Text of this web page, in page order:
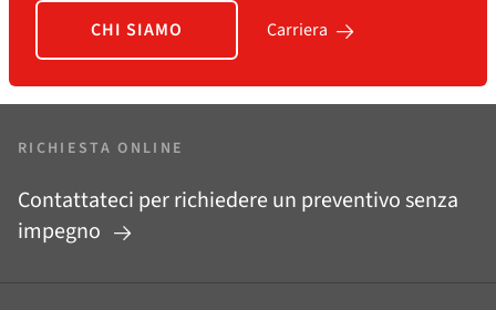
CHI SIAMO Carriera
RICHIESTA ONLINE
Contattateci per richiedere un preventivo senza
impegno